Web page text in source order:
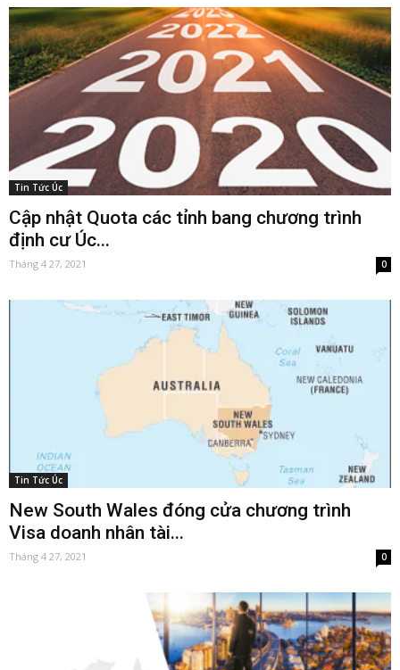
Tin Tức Úc
Cập nhật Quota các tỉnh bang chương trình
định cư Úc...
Tháng 4 27, 2021 0
Tin Tức Úc
New South Wales đóng cửa chương trình
Visa doanh nhân tài...
Tháng 4 27, 2021 0